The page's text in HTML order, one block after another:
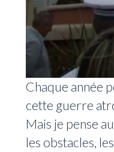
Chaque année
cette guerre
Mais je pense
les obstacles,